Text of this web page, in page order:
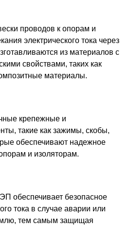
проводов к опорам и
электрического тока через
из материалов с
свойствами, таких как
материалы.
крепежные и
такие как зажимы, скобы,
обеспечивают надежное
и изоляторам.
обеспечивает безопасное
тока в случае аварии или
тем самым защищая